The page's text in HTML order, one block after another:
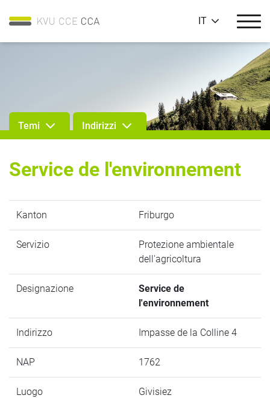
IT
Temi Indirizzi
Service de l'environnement
Kanton Friburgo
Servizio
Protezione ambientale
dell'agricoltura
Designazione
Service de
l'environnement
Indirizzo Impasse de la Colline 4
NAP 1762
Luogo Givisiez